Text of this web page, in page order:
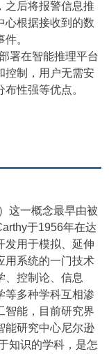
之后将报警信息推
心根据接收到的数
。
署在智能推理平台
控制，用户无需安
性强等优点。
）这一概念最早由被
于1956年在达
发用于模拟、延伸
用系统的一门技术
、控制论、信息
等多种学科互相渗
智能，目前研究界
能研究中心尼尔逊
知识的学科，是怎